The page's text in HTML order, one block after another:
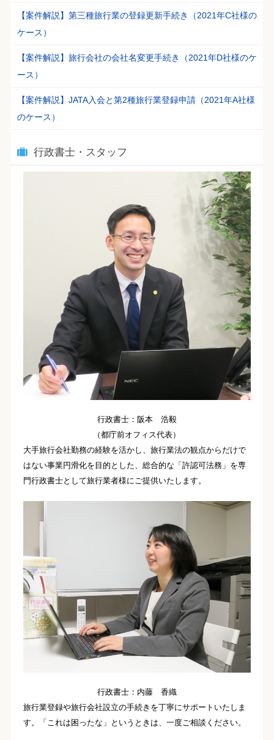
【案件解説】第三種旅行業の登録更新手続き（2021年C社様の
ケース）
【案件解説】旅行会社の会社名変更手続き（2021年D社様のケ
ース）
【案件解説】JATA入会と第2種旅行業登録申請（2021年A社様
のケース）
行政書士・スタッフ
行政書士：阪本 浩毅
（都庁前オフィス代表）
大手旅行会社勤務の経験を活かし、旅行業法の観点からだけで
はない事業円滑化を目的とした、総合的な「許認可法務」を専
門行政書士として旅行業者様にご提供いたします。
行政書士：内藤 香織
旅行業登録や旅行会社設立の手続きを丁寧にサポートいたしま
す。「これは困ったな」というときは、一度ご相談ください。